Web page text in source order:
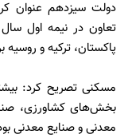
پاکستان، ترکیه و
مسکنی تصریح کرد:
بخش‌های کشاورزی،
معدنی و صنایع معدنی